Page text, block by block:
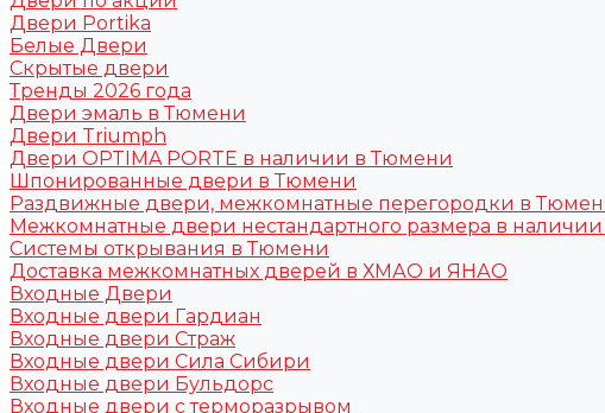
Двери Portika
Белые Двери
Скрытые двери
Тренды 2026 года
Двери эмаль в Тюмени
Двери Triumph
Двери OPTIMA PORTE в наличии в Тюмени
Шпонированные двери в Тюмени
Раздвижные двери, межкомнатные перегородки в
Межкомнатные двери нестандартного размера в
Системы открывания в Тюмени
Доставка межкомнатных дверей в ХМАО и ЯНАО
Входные Двери
Входные двери Гардиан
Входные двери Страж
Входные двери Сила Сибири
Входные двери Бульдорс
Входные двери с терморазрывом